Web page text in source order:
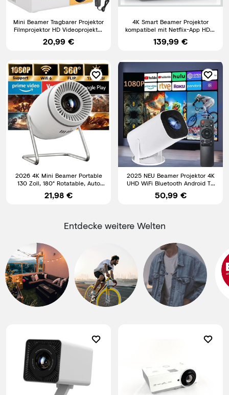
Mini Beamer Tragbarer Projektor
Filmprojektor HD Videoprojektor
für Android, iOS
20,99 €
4K Smart Beamer Projektor
kompatibel mit Netflix-App HDTV
1000 Lumen KOGATA
139,99 €
2026 4K Mini Beamer Portable
130 Zoll, 180° Rotatable, Auto
Keystone Projektor
21,98 €
2025 NEU Beamer Projektor 4K
UHD WiFi Bluetooth Android TV
Heimkino Mini Tragbar
50,99 €
Entdecke weitere Welten